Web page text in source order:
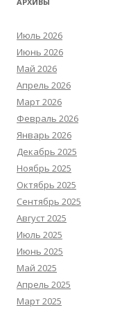
Июль 2026
Июнь 2026
Май 2026
Апрель 2026
Март 2026
Февраль 2026
Январь 2026
Декабрь 2025
Ноябрь 2025
Октябрь 2025
Сентябрь 2025
Август 2025
Июль 2025
Июнь 2025
Май 2025
Апрель 2025
Март 2025